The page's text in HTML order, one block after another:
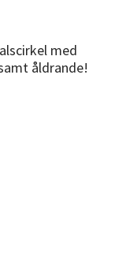
med
åldrande!